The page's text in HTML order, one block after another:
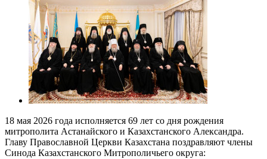
18 мая 2026 года исполняется 69 лет со дня рождения
митрополита Астанайского и Казахстанского Александра.
Главу Православной Церкви Казахстана поздравляют члены
Синода Казахстанского Митрополичьего округа: